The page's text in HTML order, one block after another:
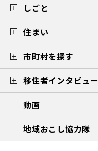
しごと
住まい
市町村を探す
移住者インタビュー
動画
地域おこし協力隊